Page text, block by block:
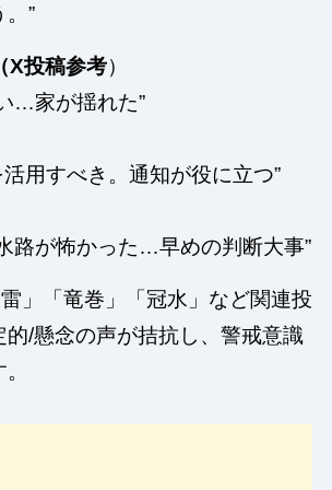
”
X投稿参考）
…家が揺れた”
用すべき。通知が役に立つ”
路が怖かった…早めの判断大事”
」「竜巻」「冠水」など関連投
的/懸念の声が拮抗し、警戒意識